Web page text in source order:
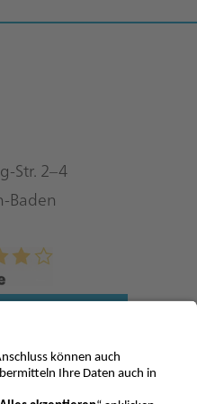
Str. 2–4
Baden